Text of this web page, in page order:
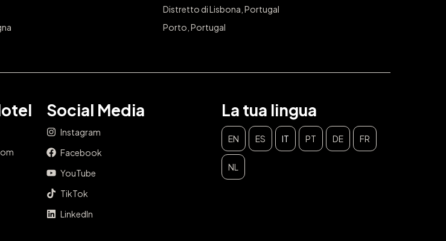
Distretto di Lisbona, Portugal
Porto, Portugal
Social Media
Instagram
Facebook
YouTube
TikTok
LinkedIn
La tua lingua
EN ES IT PT DE FR
NL